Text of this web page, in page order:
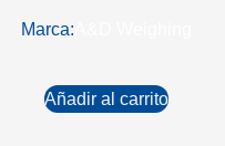
Marca:
Añadir al carrito